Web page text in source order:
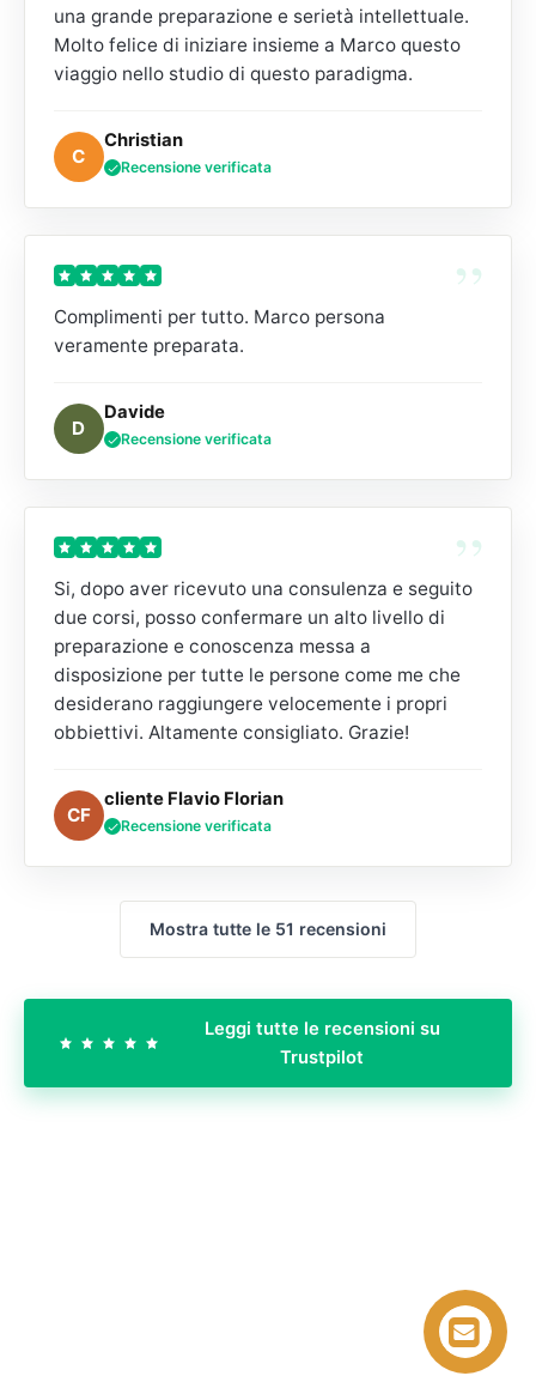
una grande preparazione e serietà intellettuale.
Molto felice di iniziare insieme a Marco questo
viaggio nello studio di questo paradigma.
C
Christian
Recensione verificata
”
Complimenti per tutto. Marco persona
veramente preparata.
D
Davide
Recensione verificata
”
Si, dopo aver ricevuto una consulenza e seguito
due corsi, posso confermare un alto livello di
preparazione e conoscenza messa a
disposizione per tutte le persone come me che
desiderano raggiungere velocemente i propri
obbiettivi. Altamente consigliato. Grazie!
CF
cliente Flavio Florian
Recensione verificata
Mostra tutte le 51 recensioni
Leggi tutte le recensioni su
Trustpilot